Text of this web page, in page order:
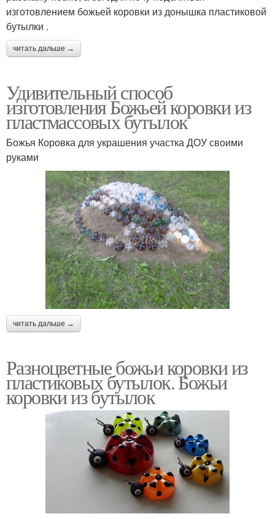
изготовлением божьей коровки из донышка пластиковой
бутылки .
читать дальше →
Удивительный способ
изготовления Божьей коровки из
пластмассовых бутылок
Божья Коровка для украшения участка ДОУ своими
руками
читать дальше →
Разноцветные божьи коровки из
пластиковых бутылок. Божьи
коровки из бутылок